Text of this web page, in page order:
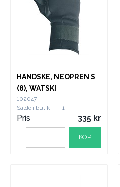
HANDSKE, NEOPREN S
(8), WATSKI
102047
Saldo i butik
1
Pris 335
KÖP